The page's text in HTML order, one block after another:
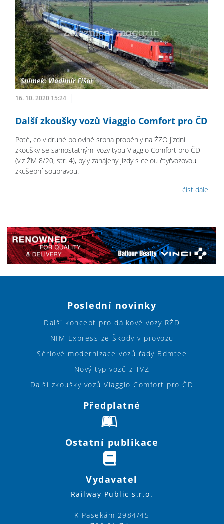
16. 10. 2020 15:24
Další zkoušky vozů Viaggio Comfort pro ČD
Poté, co v druhé polovině srpna proběhly na ŽZO jízdní
zkoušky se samostatnými vozy typu Viaggio Comfort pro ČD
(viz ŽM 8/20, str. 4), byly zahájeny jízdy s celou čtyřvozovou
zkušební soupravou.
číst dále
Poslední novinky
Další koncept pro dálkové vozy RŽD
NIM Express ze Škody v provozu
Sériové modernizace vozů řady Bdmtee
Nový typ vozů z TVZ
Další zkoušky vozů Viaggio Comfort pro ČD
Předplatné
Ostatní publikace
Vydavatel
Railway Public s.r.o.
K Pasekám 2984/45